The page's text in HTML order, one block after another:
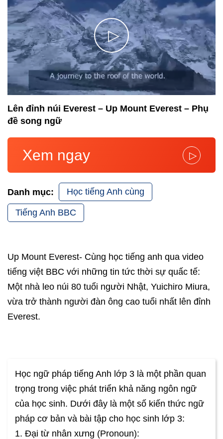
▷
Lên đỉnh núi Everest – Up Mount Everest – Phụ
đề song ngữ
Danh mục: Học tiếng Anh cùng
Tiếng Anh BBC
Xem ngay ▷
Up Mount Everest- Cùng học tiếng anh qua video
tiếng việt BBC với những tin tức thời sự quấc tế:
Một nhà leo núi 80 tuổi người Nhật, Yuichiro Miura,
vừa trở thành người đàn ông cao tuổi nhất lên đỉnh
Everest.
Học ngữ pháp tiếng Anh lớp 3 là một phần quan
trọng trong việc phát triển khả năng ngôn ngữ
của học sinh. Dưới đây là một số kiến thức ngữ
pháp cơ bản và bài tập cho học sinh lớp 3:
1. Đại từ nhân xưng (Pronoun):